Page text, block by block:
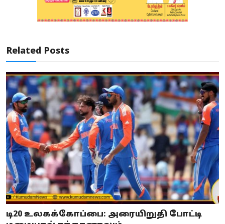
Related Posts
டி20 உலகக்கோப்பை: அரையிறுதி போட்டி